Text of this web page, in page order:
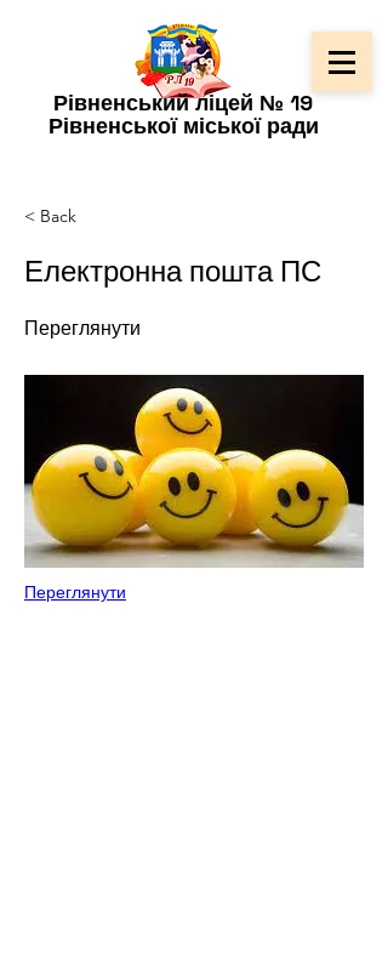
Рівненський ліцей № 19
Рівненської міської ради
< Back
Електронна пошта ПС
Переглянути
Переглянути